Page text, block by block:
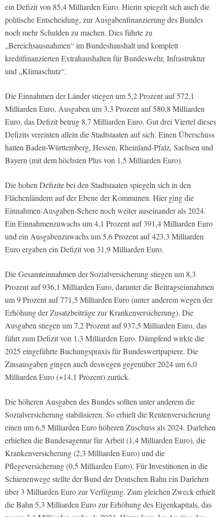
ein Defizit von 85,4 Milliarden Euro. Hierin spiegelt sich auch die
politische Entscheidung, zur Ausgabenfinanzierung des Bundes
noch mehr Schulden zu machen. Dies führte zu
„Bereichsausnahmen“ im Bundeshaushalt und komplett
kreditfinanzierten Extrahaushalten für Bundeswehr, Infrastruktur
und „Klimaschutz“.
Die Einnahmen der Länder stiegen um 5,2 Prozent auf 572,1
Milliarden Euro, Ausgaben um 3,3 Prozent auf 580,8 Milliarden
Euro, das Defizit betrug 8,7 Milliarden Euro. Gut drei Viertel dieses
Defizits vereinten allein die Stadtstaaten auf sich. Einen Überschuss
hatten Baden-Württemberg, Hessen, Rheinland-Pfalz, Sachsen und
Bayern (mit dem höchsten Plus von 1,5 Milliarden Euro).
Die hohen Defizite bei den Stadtstaaten spiegeln sich in den
Flächenländern auf der Ebene der Kommunen. Hier ging die
Einnahmen-Ausgaben-Schere noch weiter auseinander als 2024.
Ein Einnahmenzuwachs um 4,1 Prozent auf 391,4 Milliarden Euro
und ein Ausgabenzuwachs um 5,6 Prozent auf 423,3 Milliarden
Euro ergaben ein Defizit von 31,9 Milliarden Euro.
Die Gesamteinnahmen der Sozialversicherung stiegen um 8,3
Prozent auf 936,1 Milliarden Euro, darunter die Beitragseinnahmen
um 9 Prozent auf 771,5 Milliarden Euro (unter anderem wegen der
Erhöhung der Zusatzbeiträge zur Krankenversicherung). Die
Ausgaben stiegen um 7,2 Prozent auf 937,5 Milliarden Euro, das
führt zum Defizit von 1,3 Milliarden Euro. Dämpfend wirkte die
2025 eingeführte Buchungspraxis für Bundeswertpapiere. Die
Zinsausgaben gingen auch deswegen gegenüber 2024 um 6,0
Milliarden Euro (+14,1 Prozent) zurück.
Die höheren Ausgaben des Bundes sollten unter anderem die
Sozialversicherung stabilisieren. So erhielt die Rentenversicherung
einen um 6,5 Milliarden Euro höheren Zuschuss als 2024. Darlehen
erhielten die Bundesagentur für Arbeit (1,4 Milliarden Euro), die
Krankenversicherung (2,3 Milliarden Euro) und die
Pflegeversicherung (0,5 Milliarden Euro). Für Investitionen in die
Schienenwege stellte der Bund der Deutschen Bahn ein Darlehen
über 3 Milliarden Euro zur Verfügung. Zum gleichen Zweck erhielt
die Bahn 5,3 Milliarden Euro zur Erhöhung des Eigenkapitals, das